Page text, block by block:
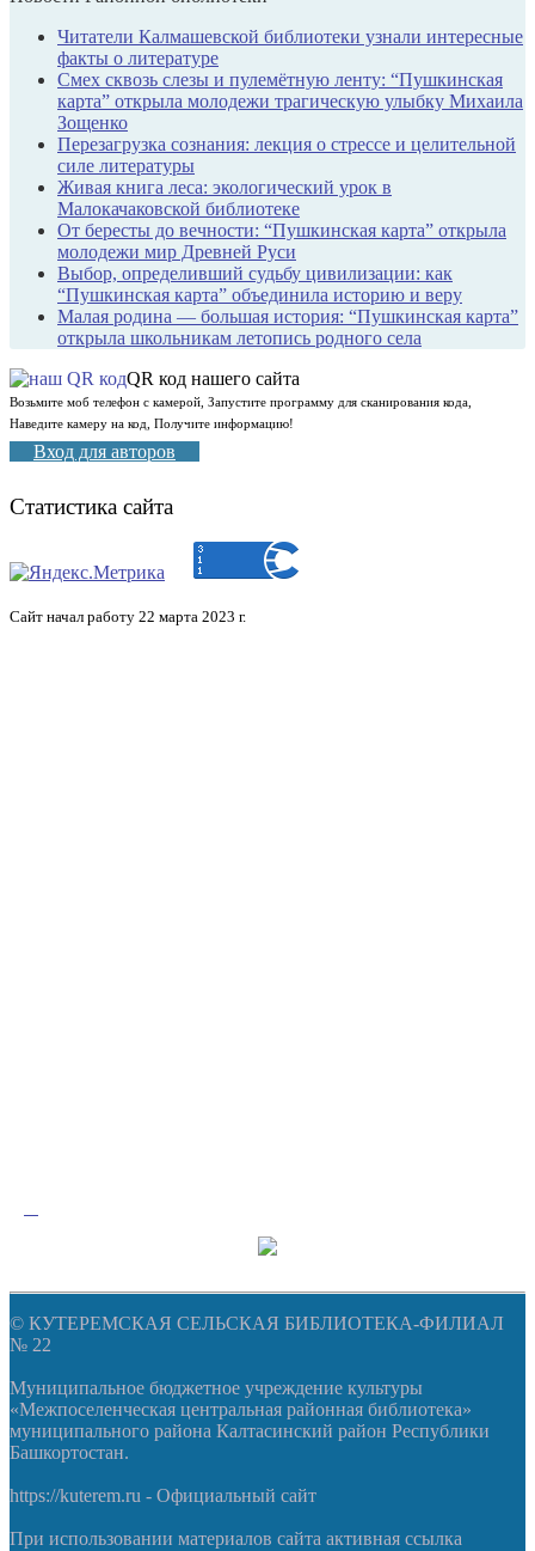
Читатели Калмашевской библиотеки узнали интересные
факты о литературе
Смех сквозь слезы и пулемётную ленту: “Пушкинская
карта” открыла молодежи трагическую улыбку Михаила
Зощенко
Перезагрузка сознания: лекция о стрессе и целительной
силе литературы
Живая книга леса: экологический урок в
Малокачаковской библиотеке
От бересты до вечности: “Пушкинская карта” открыла
молодежи мир Древней Руси
Выбор, определивший судьбу цивилизации: как
“Пушкинская карта” объединила историю и веру
Малая родина — большая история: “Пушкинская карта”
открыла школьникам летопись родного села
QR код нашего сайта
Возьмите моб телефон с камерой, Запустите программу для сканирования кода,
Наведите камеру на код, Получите информацию!
Вход для авторов
Статистика сайта
Сайт начал работу 22 марта 2023 г.
© КУТЕРЕМСКАЯ СЕЛЬСКАЯ БИБЛИОТЕКА-ФИЛИАЛ
№ 22
Муниципальное бюджетное учреждение культуры
«Межпоселенческая центральная районная библиотека»
муниципального района Калтасинский район Республики
Башкортостан.
https://kuterem.ru - Официальный сайт
При использовании материалов сайта активная ссылка